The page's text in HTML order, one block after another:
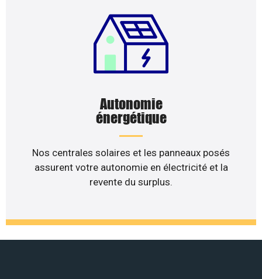
Autonomie
énergétique
Nos centrales solaires et les panneaux posés
assurent votre autonomie en électricité et la
revente du surplus.